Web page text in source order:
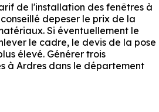
de l'installation des fenêtres à
depeser le prix de la
Si éventuellement le
le cadre, le devis de la pose
élevé. Générer trois
à Ardres dans le département